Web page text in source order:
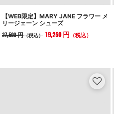
【WEB限定】MARY JANE フラワー メ
リージェーン シューズ
27,500 円（税込） 19,250 円 （税込）